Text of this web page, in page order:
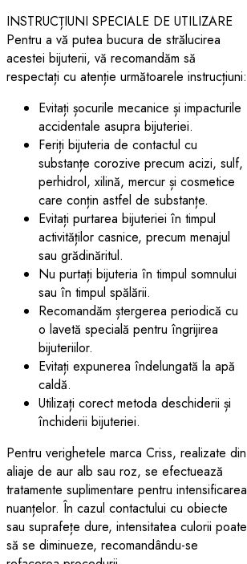
INSTRUCȚIUNI SPECIALE DE UTILIZARE
Pentru a vă putea bucura de strălucirea
acestei bijuterii, vă recomandăm să
respectați cu atenție următoarele instrucțiuni:
Evitați șocurile mecanice și impacturile
accidentale asupra bijuteriei.
Feriți bijuteria de contactul cu
substanțe corozive precum acizi, sulf,
perhidrol, xilină, mercur și cosmetice
care conțin astfel de substanțe.
Evitați purtarea bijuteriei în timpul
activităților casnice, precum menajul
sau grădinăritul.
Nu purtați bijuteria în timpul somnului
sau în timpul spălării.
Recomandăm ștergerea periodică cu
o lavetă specială pentru îngrijirea
bijuteriilor.
Evitați expunerea îndelungată la apă
caldă.
Utilizați corect metoda deschiderii și
închiderii bijuteriei.
Pentru verighetele marca Criss, realizate din
aliaje de aur alb sau roz, se efectuează
tratamente suplimentare pentru intensificarea
nuanțelor. În cazul contactului cu obiecte
sau suprafețe dure, intensitatea culorii poate
să se diminueze, recomandându-se